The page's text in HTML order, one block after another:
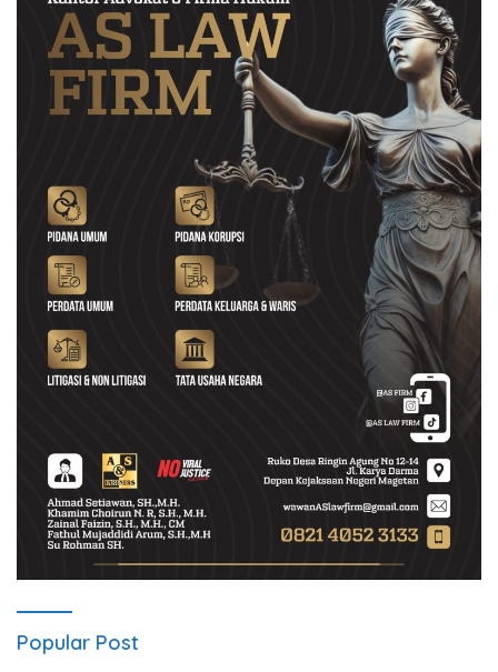
Popular Post